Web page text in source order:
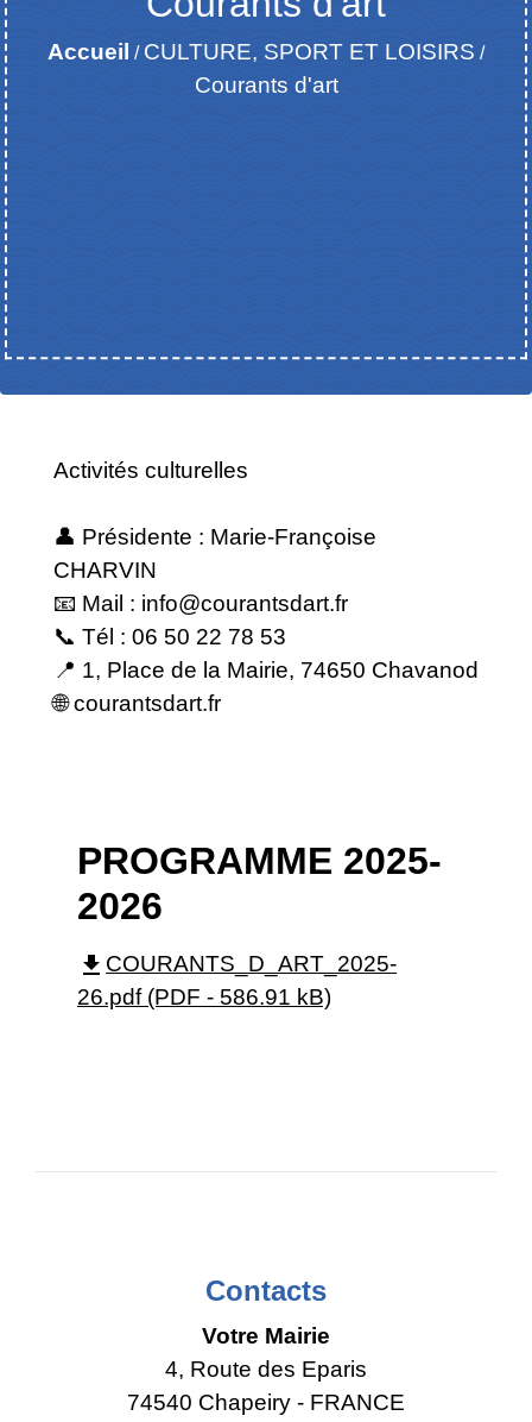
Accueil / CULTURE, SPORT ET LOISIRS /
Courants d'art
Activités culturelles
👤 Présidente : Marie-Françoise
CHARVIN
📧 Mail : info@courantsdart.fr
📞 Tél : 06 50 22 78 53
📍 1, Place de la Mairie, 74650 Chavanod
🌐courantsdart.fr
PROGRAMME 2025-
2026
file_download COURANTS_D_ART_2025-
26.pdf (PDF - 586.91 kB)
Contacts
Votre Mairie
4, Route des Eparis
74540 Chapeiry - FRANCE